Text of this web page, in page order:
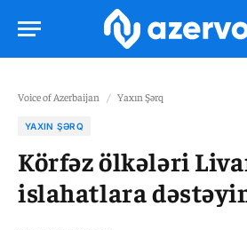
Voice of Azerbaijan / Yaxın Şərq
YAXIN ŞƏRQ
Körfəz ölkələri
islahatlara